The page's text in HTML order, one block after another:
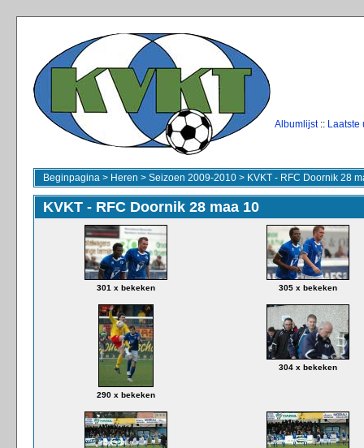
Albumlijst:: Laatste
Beginpagina > Heren > Seizoen 2009-2010 > KVKT - RFC Doornik 28
KVKT - RFC Doornik 28 maa 10
301 x bekeken 305 x bekeken
290 x bekeken
304 x bekeken